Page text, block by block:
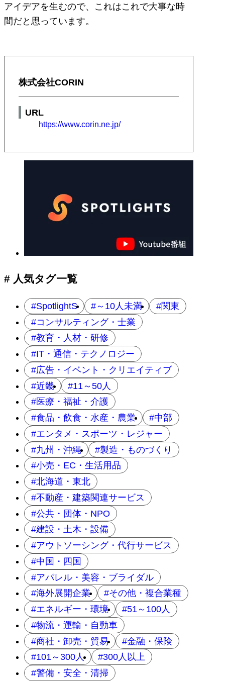
アイデアを生むので、これはこれで大事な時
間だと思っています。
株式会社CORIN
URL
https://www.corin.ne.jp/
# 人気タグ一覧
SpotlightS ～10人未満
関東
コンサルティング・士業
教育・人材・研修
IT・通信・テクノロジー
広告・イベント・クリエイティブ
近畿
11～50人
医療・福祉・介護
食品・飲食・水産・農業
中部
エンタメ・スポーツ・レジャー
九州・沖縄
製造・ものづくり
小売・EC・生活用品
北海道・東北
不動産・建築関連サービス
公共・団体・NPO
建設・土木・設備
アウトソーシング・代行サービス
中国・四国
アパレル・美容・ブライダル
海外展開企業
その他・複合業種
エネルギー・環境
51～100人
物流・運輸・自動車
商社・卸売・貿易
金融・保険
101～300人
300人以上
警備・安全・清掃